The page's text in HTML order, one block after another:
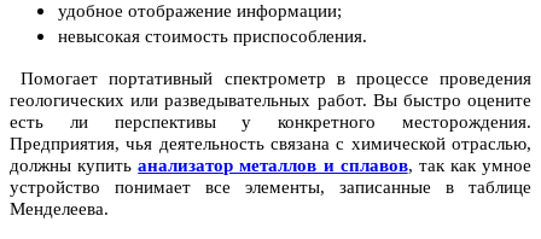
удобное отображение информации;
невысокая стоимость приспособления.
Помогает портативный спектрометр в процессе проведения
геологических или разведывательных работ. Вы быстро оцените
есть ли перспективы у конкретного месторождения.
Предприятия, чья деятельность связана с химической отраслью,
должны купитьанализатор металлов и сплавов, так как умное
устройство понимает все элементы, записанные в таблице
Менделеева.